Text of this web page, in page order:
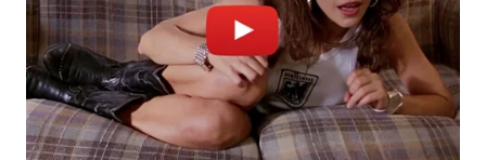
SUKABUMI
WN
PURWAKARTA
WN